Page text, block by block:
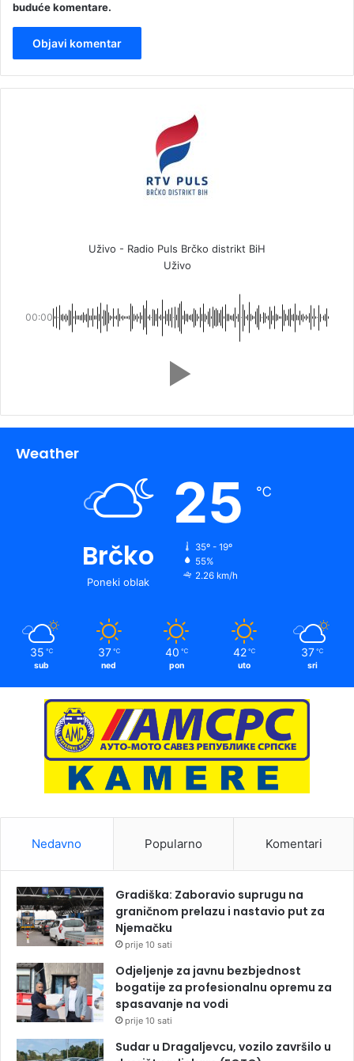
buduće komentare.
Uživo - Radio Puls Brčko distrikt BiH
Uživo
00:00
Weather
Brčko
Poneki oblak
25 ℃
35º - 19º
55%
2.26 km/h
35 ℃
sub
37 ℃
ned
40 ℃
pon
42 ℃
uto
37 ℃
sri
Nedavno Popularno Komentari
Gradiška: Zaboravio suprugu na
graničnom prelazu i nastavio put za
Njemačku
prije 10 sati
Odjeljenje za javnu bezbjednost
bogatije za profesionalnu opremu za
spasavanje na vodi
prije 10 sati
Sudar u Dragaljevcu, vozilo završilo u